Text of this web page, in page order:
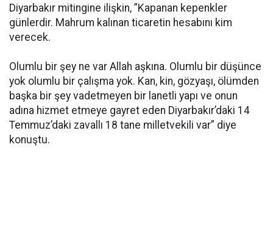
Diyarbakır mitingine ilişkin, ”Kapanan kepenkler
günlerdir. Mahrum kalınan ticaretin hesabını kim
verecek.
Olumlu bir şey ne var Allah aşkına. Olumlu bir düşünce
yok olumlu bir çalışma yok. Kan, kin, gözyaşı, ölümden
başka bir şey vadetmeyen bir lanetli yapı ve onun
adına hizmet etmeye gayret eden Diyarbakır’daki 14
Temmuz’daki zavallı 18 tane milletvekili var” diye
konuştu.